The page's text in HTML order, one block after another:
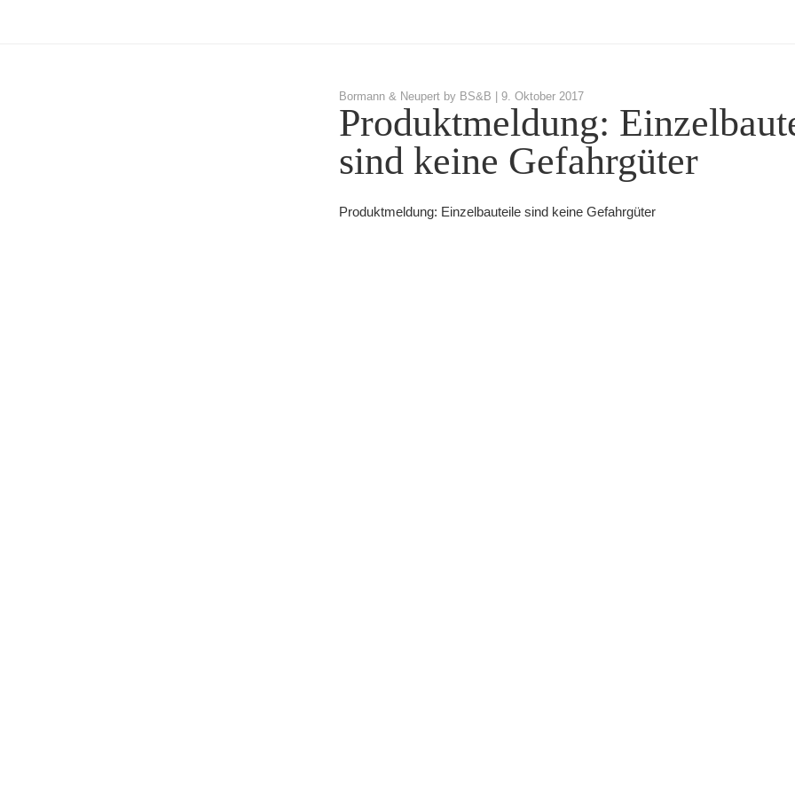
Bormann & Neupert by BS&B | 9. Oktober 2017
Produktmeldung:
sind keine Gefahrgüter
Produktmeldung: Einzelbauteile sind keine Gefahrgüter